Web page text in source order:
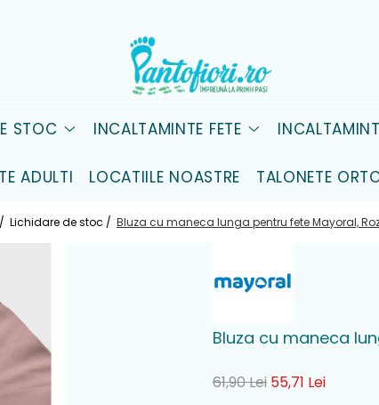
STOC INCALTAMINTE FETE
ADULTI LOCATIILE NOASTRE TALONETE
Lichidare de stoc / Bluza cu maneca lunga pentru fete Mayoral,
Bluza cu maneca
61,90 Lei 55,71 Lei